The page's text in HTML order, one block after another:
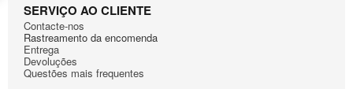
SERVIÇO AO CLIENTE
Contacte-nos
Rastreamento da encomenda
Entrega
Devoluções
Questões mais frequentes